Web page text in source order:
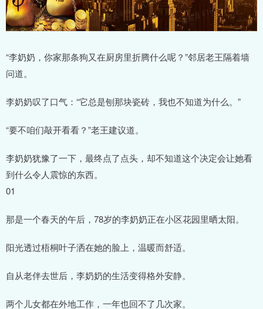
“李奶奶，你家那条狗又在厨房里折腾什么呢？”邻居老王隔着墙
问道。
李奶奶叹了口气：“它总是刨那块瓷砖，我也不知道为什么。”
“要不咱们敲开看看？”老王建议道。
李奶奶犹豫了一下，最终点了点头，却不知道这个决定会让她看
到什么令人震惊的东西。
01
那是一个春天的午后，78岁的李奶奶正在小区花园里晒太阳。
阳光透过梧桐叶子洒在她的脸上，温暖而舒适。
自从老伴去世后，李奶奶的生活变得格外安静。
两个儿女都在外地工作，一年也回不了几次家。